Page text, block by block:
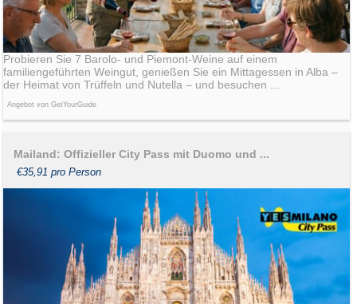
Probieren Sie 7 Barolo- und Piemont-Weine auf einem
familiengeführten Weingut, genießen Sie ein Mittagessen in Alba –
der Heimat von Trüffeln und Nutella – und besuchen ...
Angebot von GetYourGuide
Mailand: Offizieller City Pass mit Duomo und ...
€35,91 pro Person